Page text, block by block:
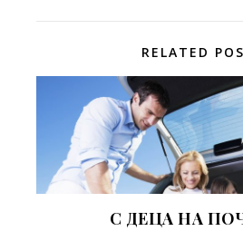
RELATED
С ДЕЦА НА